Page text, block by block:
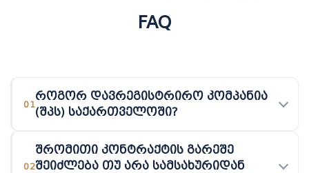
FAQ
01
როგორ დავრეგისტრირო კომპანია
(შპს) საქართველოში?
02
შრომითი კონტრაქტის გარეშე
შეიძლება თუ არა სამსახურიდან